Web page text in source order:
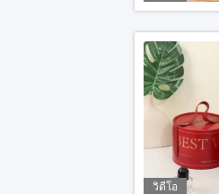
วิดีโอ